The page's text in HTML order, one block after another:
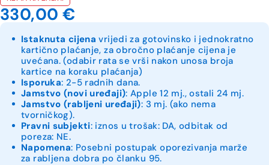
330,00 €
Istaknuta cijena vrijedi za gotovinsko i jednokratno
kartično plaćanje, za obročno plaćanje cijena je
uvećana. (odabir rata se vrši nakon unosa broja
kartice na koraku plaćanja)
Isporuka: 2-5 radnih dana.
Jamstvo (novi uređaji): Apple 12 mj., ostali 24 mj.
Jamstvo (rabljeni uređaji): 3 mj. (ako nema
tvorničkog).
Pravni subjekti: iznos u trošak: DA, odbitak od
poreza: NE.
Napomena: Posebni postupak oporezivanja marže
za rabljena dobra po članku 95.